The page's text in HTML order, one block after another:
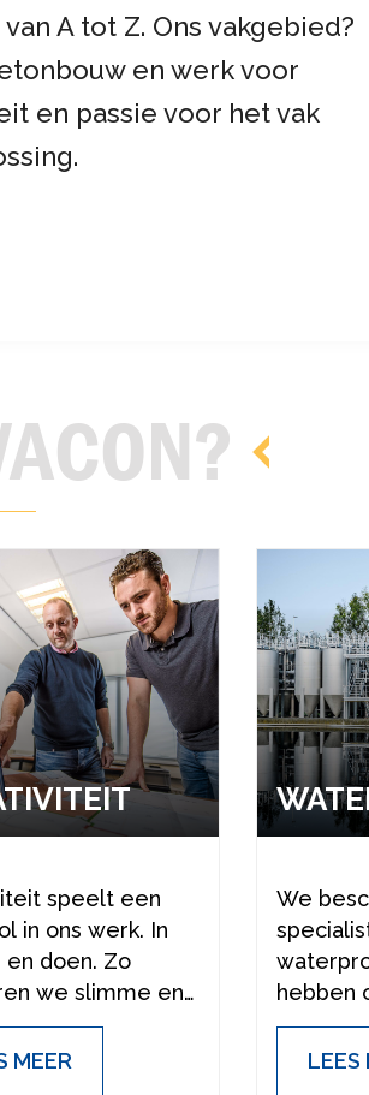
A tot Z. Ons vakgebied?
en werk voor
en passie voor het vak
speelt een
in ons werk. In
en doen. Zo
we slimme en
MEER
We
hebben
reinheid.
LEES